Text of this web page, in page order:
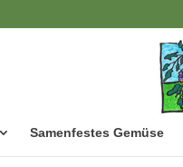
Samenfestes Gemüse